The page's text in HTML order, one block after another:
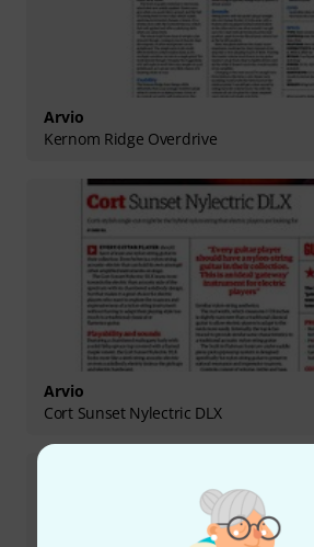
Arvio
Kernom Ridge Overdrive
Arvio
Cort Sunset Nylectric DLX